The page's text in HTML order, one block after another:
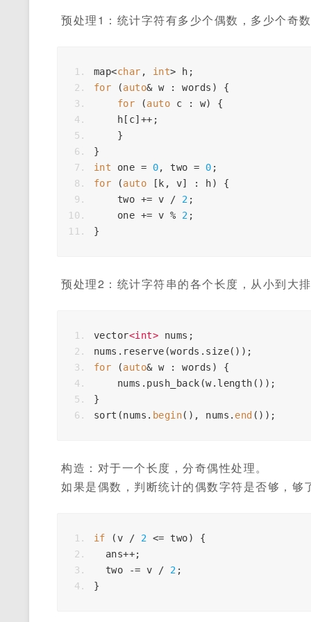
预处理1：统计字符有多少个偶数，多少个奇数
map<char , int> h ;
for
(auto& w : words )
{
for
(auto c : w)
{
h [ c] ++ ;
}
}
int
one = 0, two = 0 ;
for
(auto [ k , v] : h)
{
two += v / 2 ;
one += v % 2 ;
}
预处理2：统计字符串的各个长度，从小到大排
vector<int> nums ;
nums . reserve (words . size());
for
(auto& w : words )
{
nums . push_back (w. length ());
}
sort (nums . begin(), nums . end ());
构造：对于一个长度，分奇偶性处理。
如果是偶数，判断统计的偶数字符是否够，够
if (v / 2 <= two)
{
ans++;
two
-= v / 2 ;
}